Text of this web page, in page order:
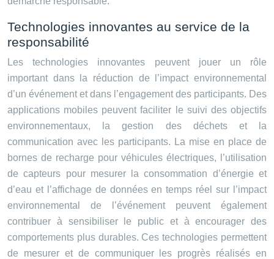
Technologies innovantes au service de la
responsabilité
Les technologies innovantes peuvent jouer un rôle
important dans la réduction de l’impact environnemental
d’un événement et dans l’engagement des participants. Des
applications mobiles peuvent faciliter le suivi des objectifs
environnementaux, la gestion des déchets et la
communication avec les participants. La mise en place de
bornes de recharge pour véhicules électriques, l’utilisation
de capteurs pour mesurer la consommation d’énergie et
d’eau et l’affichage de données en temps réel sur l’impact
environnemental de l’événement peuvent également
contribuer à sensibiliser le public et à encourager des
comportements plus durables. Ces technologies permettent
de mesurer et de communiquer les progrès réalisés en